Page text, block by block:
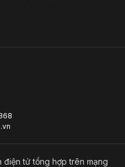
tử tổng hợp trên mạng